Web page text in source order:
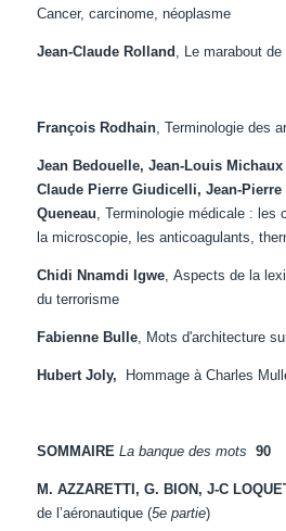
Cancer, carcinome, néoplasme
Jean-Claude Rolland , Le marabout de
François Rodhain, Terminologie des
Jean Bedouelle, Jean-Louis
Claude Pierre Giudicelli, Jean-
Queneau, Terminologie médicale : les
la microscopie, les anticoagulants,
Chidi Nnamdi Igwe,Aspects de la
du terrorisme
Fabienne Bulle, Mots d'architecture
Hubert Joly, Hommage à Charles
SOMMAIRELa banque des mots 90
M. AZZARETTI, G. BION, J-C
de l’aéronautique (5e partie)